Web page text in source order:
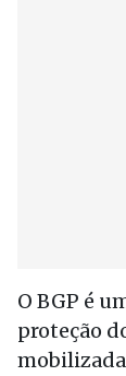
O BGP é
proteção